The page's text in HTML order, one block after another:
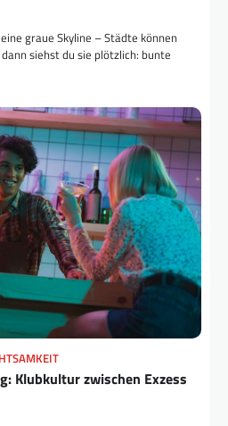
graue Skyline – Städte können
siehst du sie plötzlich: bunte
Klubkultur zwischen Exzess